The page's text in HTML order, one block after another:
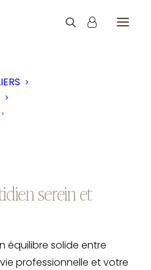
Ultime
&
serein et
équilibre solide entre
professionnelle et votre